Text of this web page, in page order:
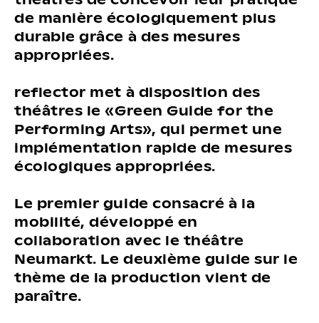
de manière écologiquement plus
durable grâce à des mesures
appropriées.
reflector met à disposition des
théâtres le «Green Guide for the
Performing Arts», qui permet une
implémentation rapide de mesures
écologiques appropriées.
Le premier guide consacré à la
mobilité, développé en
collaboration avec le théâtre
Neumarkt. Le deuxième guide sur le
thème de la production vient de
paraître.